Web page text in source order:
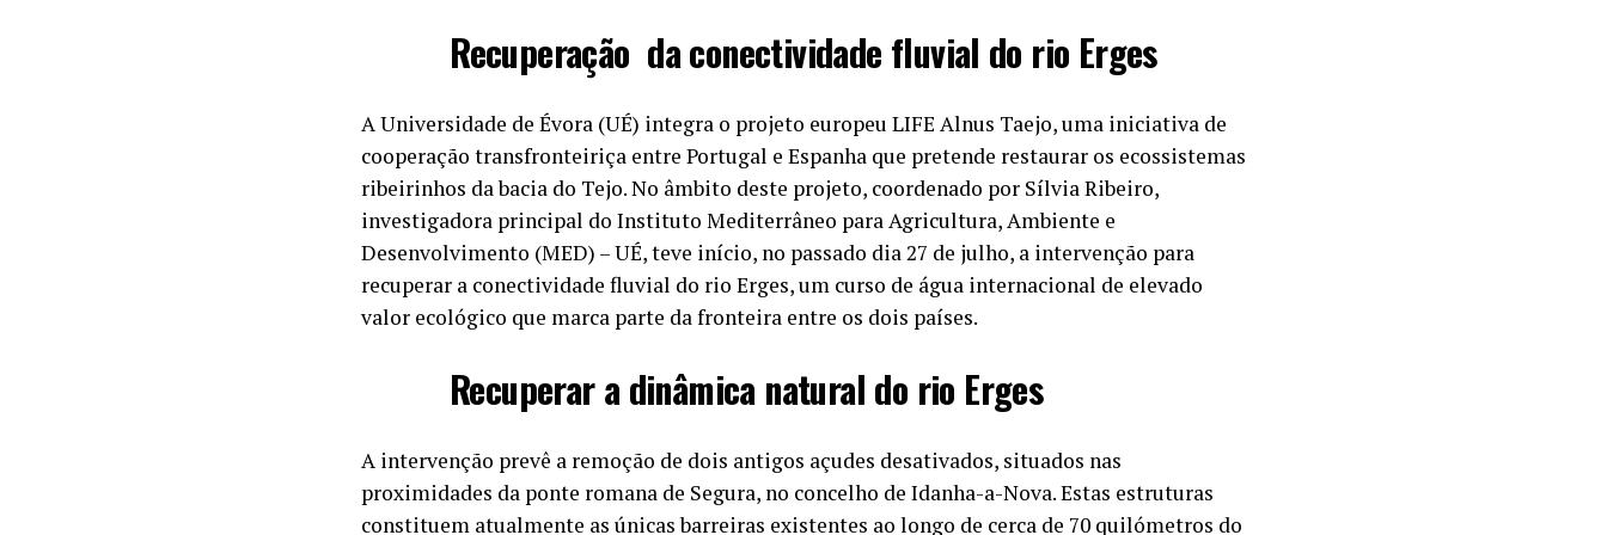
Recuperação da conectividade fluvial do rio Erges
A Universidade de Évora (UÉ) integra o projeto europeu LIFE Alnus Taejo, uma iniciativa de
cooperação transfronteiriça entre Portugal e Espanha que pretende restaurar os ecossistemas
ribeirinhos da bacia do Tejo. No âmbito deste projeto, coordenado por Sílvia Ribeiro,
investigadora principal do Instituto Mediterrâneo para Agricultura, Ambiente e
Desenvolvimento (MED) – UÉ, teve início, no passado dia 27 de julho, a intervenção para
recuperar a conectividade fluvial do rio Erges, um curso de água internacional de elevado
valor ecológico que marca parte da fronteira entre os dois países.
Recuperar a dinâmica natural do rio Erges
A intervenção prevê a remoção de dois antigos açudes desativados, situados nas
proximidades da ponte romana de Segura, no concelho de Idanha-a-Nova. Estas estruturas
constituem atualmente as únicas barreiras existentes ao longo de cerca de 70 quilómetros do